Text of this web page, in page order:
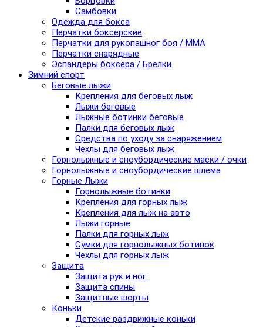
Самбовки
Одежда для бокса
Перчатки боксерские
Перчатки для рукопашног боя / ММА
Перчатки снарядные
Эспандеры боксера / Брелки
Зимний спорт
Беговые лыжи
Крепления для беговых лыж
Лыжи беговые
Лыжные ботинки беговые
Палки для беговых лыж
Средства по уходу за снаряжением
Чехлы для беговых лыж
Горнолыжные и сноубордические маски / очки
Горнолыжные и сноубордические шлема
Горные Лыжи
Горнолыжные ботинки
Крепления для горных лыж
Крепления для лыж на авто
Лыжи горные
Палки для горных лыж
Сумки для горнолыжных ботинок
Чехлы для горных лыж
Защита
Защита рук и ног
Защита спины
Защитные шорты
Коньки
Детские раздвижные коньки